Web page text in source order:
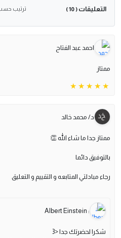
التعليقات ( 10 ) ترتيب
احمد عبد الفتاح
ممتاز
د/ محمد خالد
ممتاز جدا ما شاء الله 👏
بالتوفيق دائما
رجاء مبادلتي المتابعه و التقييم و التعليق
: Albert Einstein
شكرا لحضرتك جدا <3